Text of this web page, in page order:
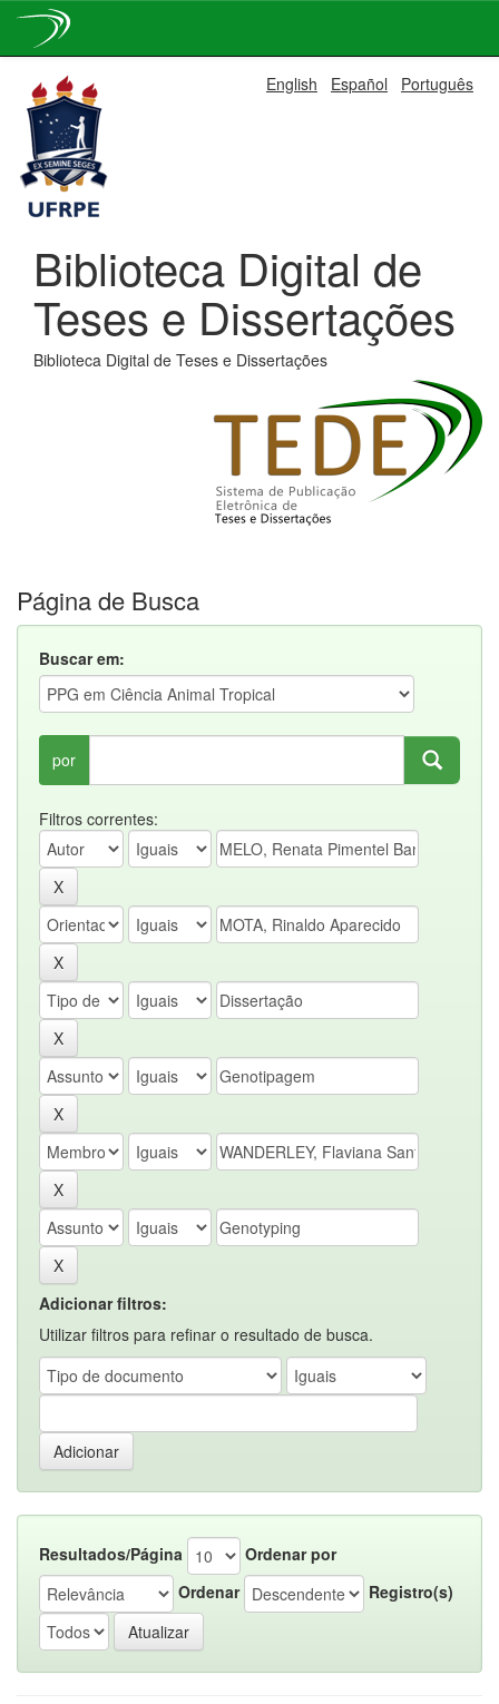
navigation
English Español Português
Biblioteca Digital de
Teses e Dissertações
Biblioteca Digital de Teses e Dissertações
Página de Busca
Buscar em:
por
Filtros correntes:
Adicionar filtros:
Utilizar filtros para refinar o resultado de busca.
Resultados/Página
Ordenar por
Ordenar
Registro(s)